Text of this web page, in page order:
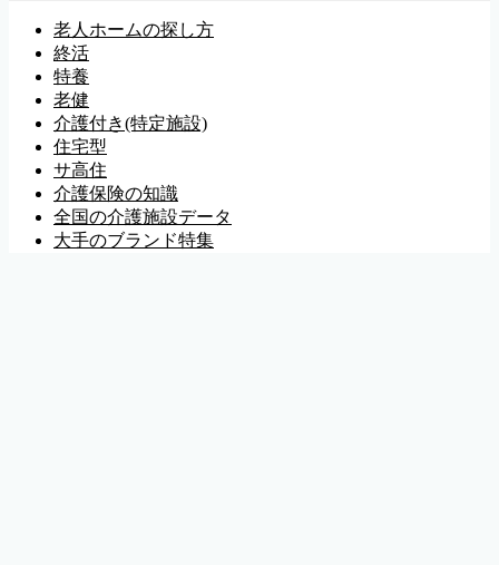
老人ホームの探し方
終活
特養
老健
介護付き(特定施設)
住宅型
サ高住
介護保険の知識
全国の介護施設データ
大手のブランド特集